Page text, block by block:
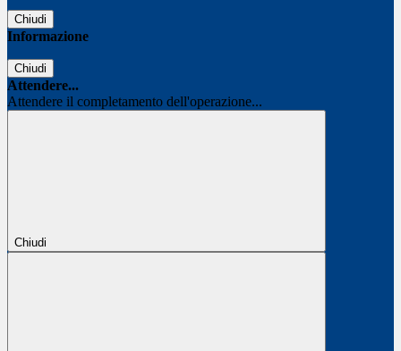
Chiudi
Informazione
Chiudi
Attendere...
Attendere il completamento dell'operazione...
Chiudi